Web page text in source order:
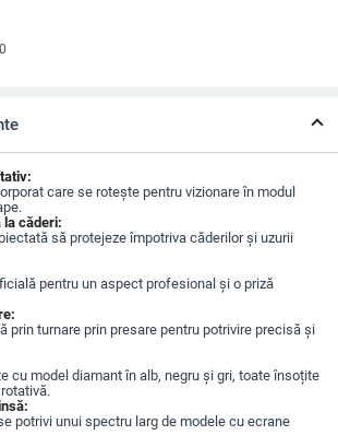
care se rotește pentru vizionare în modul
căderi:
să protejeze împotriva căderilor și uzurii
pentru un aspect profesional și o priză
prin turnare prin presare pentru potrivire precisă și
cu model diamant în alb, negru și gri, toate însoțite
potrivi unui spectru larg de modele cu ecrane